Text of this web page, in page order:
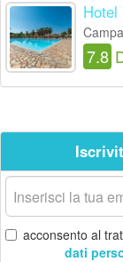
Hotel
7.8
La
tua
email
acconsento al
dati